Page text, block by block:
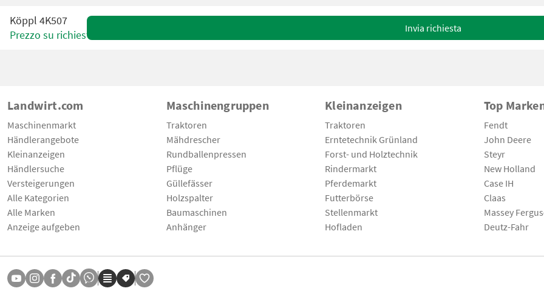
Köppl 4K507
Prezzo su richiesta
Invia richiesta
Landwirt.com
Maschinenmarkt
Händlerangebote
Kleinanzeigen
Händlersuche
Versteigerungen
Alle Kategorien
Alle Marken
Anzeige aufgeben
Maschinengruppen
Traktoren
Mähdrescher
Rundballenpressen
Pflüge
Güllefässer
Holzspalter
Baumaschinen
Anhänger
Kleinanzeigen
Traktoren
Erntetechnik Grünland
Forst- und Holztechnik
Rindermarkt
Pferdemarkt
Futterbörse
Stellenmarkt
Hofladen
Top
Fendt
John Deere
Steyr
New Holland
Case IH
Claas
Massey
Deutz-Fahr